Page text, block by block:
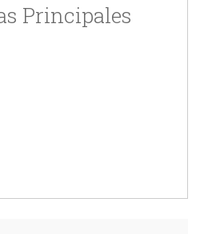
Principales